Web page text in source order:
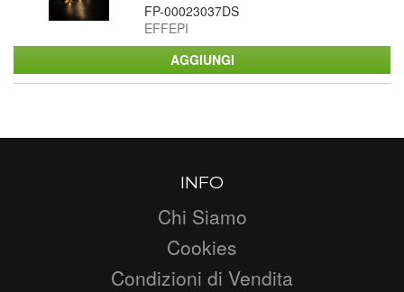
FP-00023037DS
EFFEPI
INFO
Chi Siamo
Cookies
Condizioni di Vendita